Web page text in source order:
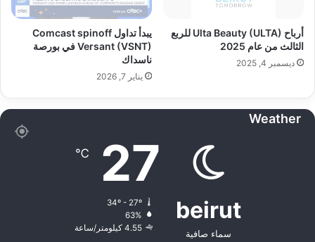
أرباح Ulta Beauty (ULTA) للربع
الثالث من عام 2025
ديسمبر 4, 2025
يبدأ تداول Comcast spinoff
Versant (VSNT) في بورصة
ناسداك
يناير 7, 2026
Weather
beirut
سماء صافية
27
℃
34º - 27º
63%
4.55 كيلومتر/ساعة